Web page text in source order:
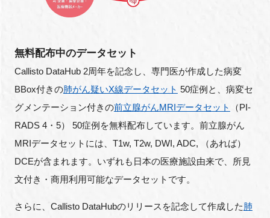
無料配布中のデータセット
Callisto DataHub 2周年を記念し、専門医が作成した病変
BBox付きの肺がん疑いX線データセット 50症例と、病変セ
グメンテーション付きの前立腺がんMRIデータセット
（PI-
RADS 4・5） 50症例を無料配布しています。前立腺がん
MRIデータセットには、T1w, T2w, DWI, ADC, （あれば）
DCEが含まれます。いずれも日本の医療施設由来で、所見
文付き・商用利用可能なデータセットです。
さらに、Callisto DataHubのリリースを記念して作成した肺